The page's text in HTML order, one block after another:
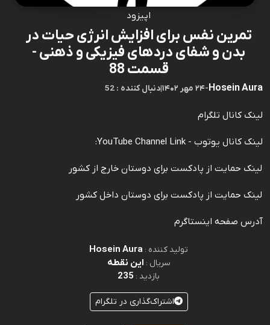
اپیزود
تمرین نفس برای افزایش انرژی حیات در
بدن و شفای دردهای فیزیکی و ذهنی -
قسمت 88
Hosein Aura
-۲۴ مهر ۱۴۰۲ |52 : دنبال کننده
لینک کانال تلگرام
لینک کانال یوتوب - YouTube Channel Link:
لینک حمایت از پادکست برای دوستان خارج از کشور
لینک حمایت از پادکست برای دوستان داخل کشور
آدرس صفحه اینستاگرم
تولید کننده : Hosein Aura
سریال : این نقطه
بازدید : 235
اشتراک‌گذاری در تلگرام